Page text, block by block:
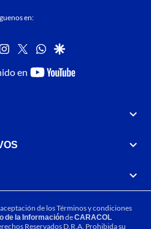
en:
instagram
twitterwhatsapp
google
en
youtube-
de losTérminos y condiciones
de la InformacióndeCARACOL
Reservados D.R.A. Prohibida su